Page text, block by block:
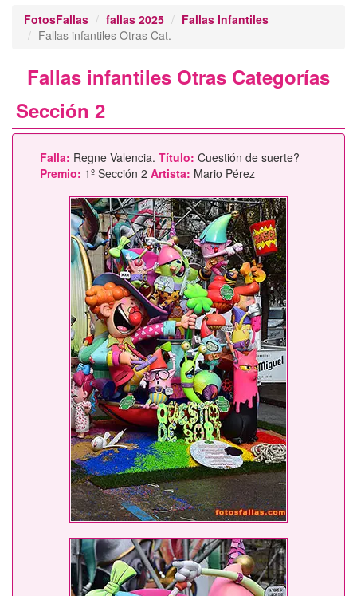
FotosFallas fallas 2025
Fallas Infantiles
Fallas infantiles Otras Cat.
Fallas infantiles Otras Categorías
Sección 2
Falla: Regne Valencia. Título: Cuestión de suerte?
Premio: 1º Sección 2 Artista: Mario Pérez